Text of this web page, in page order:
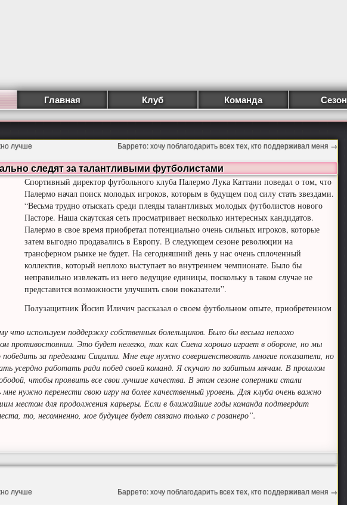
Главная Клуб Команда Сезон
лучше Баррето: хочу поблагодарить всех тех, кто поддерживал меня →
следят за талантливыми футболистами
Спортивный директор футбольного клуба Палермо Лука Каттани поведал о том, что
Палермо начал поиск молодых игроков, которым в будущем под силу стать звездами.
“Весьма трудно отыскать среди плеяды талантливых молодых футболистов нового
Пасторе. Наша скаутская сеть просматривает несколько интересных кандидатов.
Палермо в свое время приобретал потенциально очень сильных игроков, которые
затем выгодно продавались в Европу. В следующем сезоне революции на
трансферном рынке не будет. На сегодняшний день у нас очень сплоченный
коллектив, который неплохо выступает во внутреннем чемпионате. Было бы
неправильно извлекать из него ведущие единицы, поскольку в таком случае не
представится возможности улучшить свои показатели”.
Полузащитник Йосип Иличич рассказал о своем футбольном опыте, приобретенном
используем поддержку собственных болельщиков. Было бы весьма неплохо
противостоянии. Это будет нелегко, так как Сиена хорошо играет в обороне, но мы
за пределами Сицилии. Мне еще нужно совершенствовать многие показатели, но
усердно работать ради побед своей команд. Я скучаю по забитым мячам. В прошлом
чтобы проявить все свои лучшие качества. В этом сезоне соперники стали
нужно перенести свою игру на более качественный уровень. Для клуба очень важно
местом для продолжения карьеры. Если в ближайшие годы команда подтвердит
то, несомненно, мое будущее будет связано только с розанеро”.
лучше Баррето: хочу поблагодарить всех тех, кто поддерживал меня →